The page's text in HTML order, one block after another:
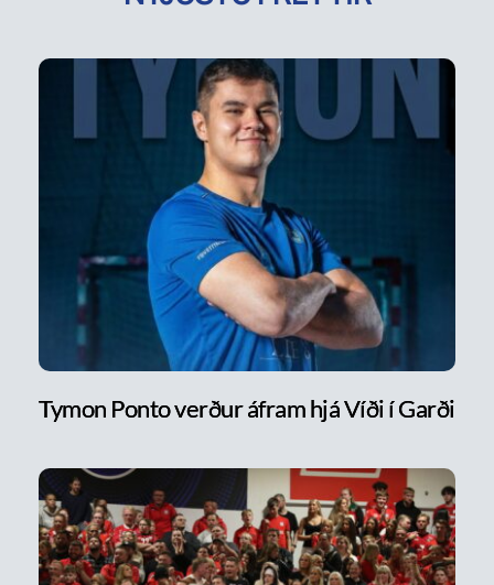
Tymon Ponto verður áfram hjá Víði í Garði